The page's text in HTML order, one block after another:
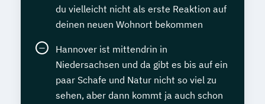
du vielleicht nicht als erste Reaktion auf
deinen neuen Wohnort bekommen
Hannover ist mittendrin in
Niedersachsen und da gibt es bis auf ein
paar Schafe und Natur nicht so viel zu
sehen, aber dann kommt ja auch schon